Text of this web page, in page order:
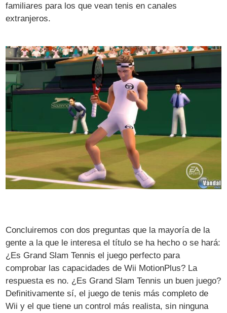
familiares para los que vean tenis en canales
extranjeros.
Concluiremos con dos preguntas que la mayoría de la
gente a la que le interesa el título se ha hecho o se hará:
¿Es Grand Slam Tennis el juego perfecto para
comprobar las capacidades de Wii MotionPlus? La
respuesta es no. ¿Es Grand Slam Tennis un buen juego?
Definitivamente sí, el juego de tenis más completo de
Wii y el que tiene un control más realista, sin ninguna